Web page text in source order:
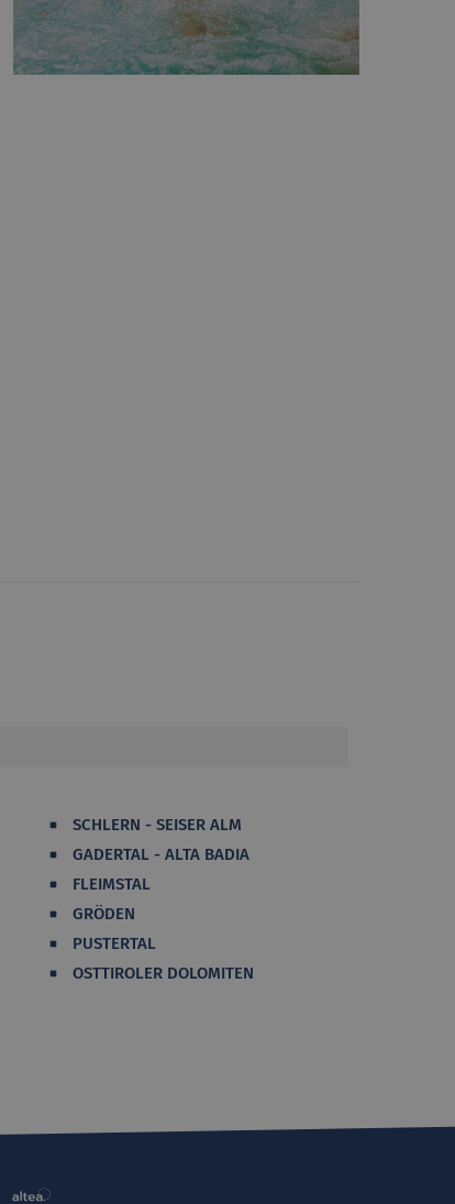
SCHLERN - SEISER ALM
GADERTAL - ALTA BADIA
FLEIMSTAL
GRÖDEN
PUSTERTAL
OSTTIROLER DOLOMITEN